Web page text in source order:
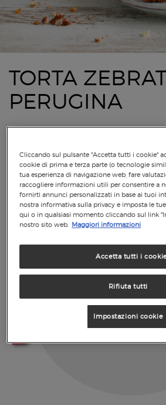
TORTA
PERUGINA
Cliccando sul pulsante "Accetta tutti i cookie"
cookie di prima e terza parte (o tecnologie
tua esperienza di navigazione web, fare
raccogliere informazioni utili per consentire a
fornirti annunci personalizzati in base ai tuoi
nostra informativa sulla privacy e imposta le
qui o in qualsiasi momento cliccando sul link
nostro sito web. Maggiori informazioni
Rifiuta tutti
Accetta tutti i
Impostazioni cookie